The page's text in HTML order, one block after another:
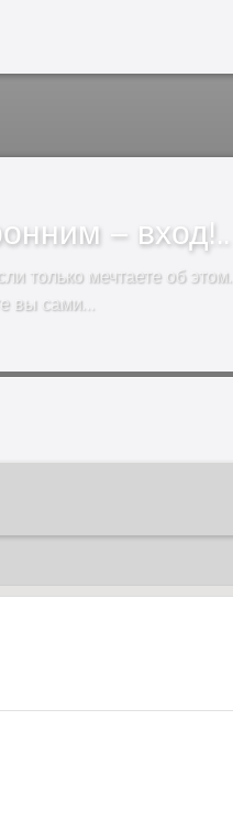
– вход!..
только мечтаете об этом.
вы сами…